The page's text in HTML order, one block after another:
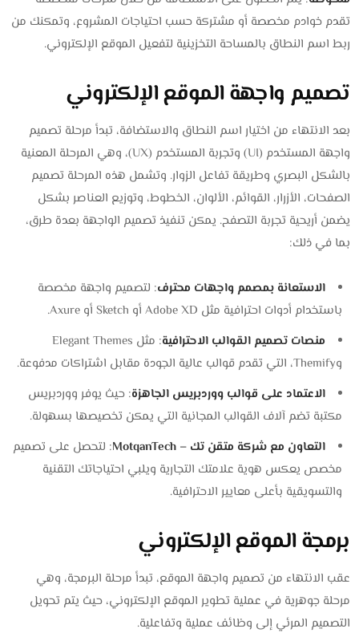
تقدم خوادم مخصصة أو مشتركة حسب احتياجات المشروع، وتمكنك من
ربط اسم النطاق بالمساحة التخزينية لتفعيل الموقع الإلكتروني.
تصميم واجهة الموقع الإلكتروني
بعد الانتهاء من اختيار اسم النطاق والاستضافة، تبدأ مرحلة تصميم
واجهة المستخدم (UI) وتجربة المستخدم (UX)، وهي المرحلة المعنية
بالشكل البصري وطريقة تفاعل الزوار. وتشمل هذه المرحلة تصميم
الصفحات، الأزرار، القوائم، الألوان، الخطوط، وتوزيع العناصر بشكل
يضمن أريحية تجربة التصفح. يمكن تنفيذ تصميم الواجهة بعدة طرق،
بما في ذلك:
الاستعانة بمصمم واجهات محترف: لتصميم واجهة مخصصة
باستخدام أدوات احترافية مثل Adobe XD أو Sketch أو Axure.
منصات تصميم القوالب الاحترافية
: مثل Elegant Themes
وThemify، التي تقدم قوالب عالية الجودة مقابل اشتراكات مدفوعة.
الاعتماد على قوالب ووردبريس الجاهزة: حيث يوفر ووردبريس
مكتبة تضم آلاف القوالب المجانية التي يمكن تخصيصها بسهولة.
التعاون مع شركة متقن تك – MotqanTech
: لتحصل على تصميم
مخصص يعكس هوية علامتك التجارية ويلبي احتياجاتك التقنية
والتسويقية بأعلى معايير الاحترافية.
برمجة الموقع الإلكتروني
عقب الانتهاء من تصميم واجهة الموقع، تبدأ مرحلة البرمجة، وهي
مرحلة جوهرية في عملية تطوير الموقع الإلكتروني، حيث يتم تحويل
التصميم المرئي إلى وظائف عملية وتفاعلية.